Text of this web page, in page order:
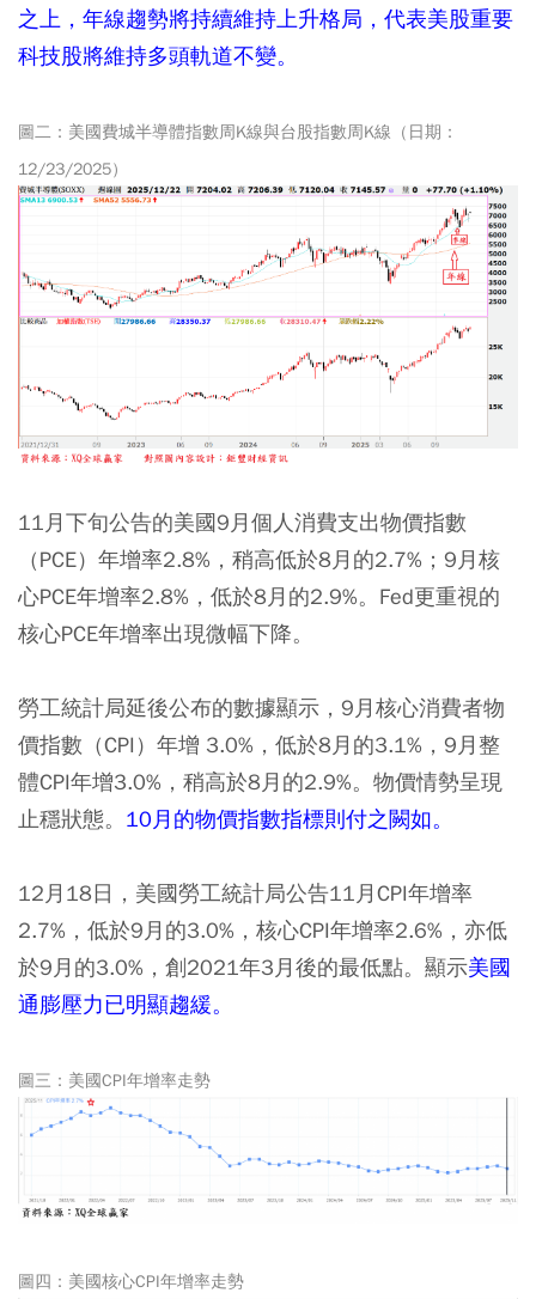
之上，年線趨勢將持續維持上升格局，代表美股重要
科技股將維持多頭軌道不變。
圖二：美國費城半導體指數周K線與台股指數周K線（日期：
12/23/2025）
11月下旬公告的美國9月個人消費支出物價指數
（PCE）年增率2.8%，稍高低於8月的2.7%；9月核
心PCE年增率2.8%，低於8月的2.9%。Fed更重視的
核心PCE年增率出現微幅下降。
勞工統計局延後公布的數據顯示，9月核心消費者物
價指數（CPI）年增 3.0%，低於8月的3.1%，9月整
體CPI年增3.0%，稍高於8月的2.9%。物價情勢呈現
止穩狀態。 10月的物價指數指標則付之闕如。
12月18日，美國勞工統計局公告11月CPI年增率
2.7%，低於9月的3.0%，核心CPI年增率2.6%，亦低
於9月的3.0%，創2021年3月後的最低點。顯示美國
通膨壓力已明顯趨緩。
圖三：美國CPI年增率走勢
圖四：美國核心CPI年增率走勢